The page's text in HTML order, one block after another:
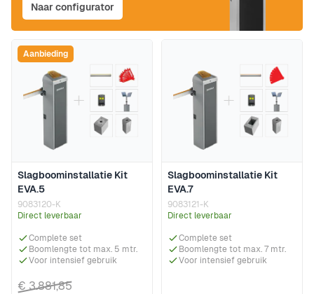
Slagboominstallatie Kit
EVA.5
9083120-K
Direct leverbaar
Complete set
Boomlengte tot max. 5 mtr.
Voor intensief gebruik
€ 3.881,85
Aanbieding
Slagboominstallatie Kit
EVA.7
9083121-K
Direct leverbaar
Complete set
Boomlengte tot max. 7 mtr.
Voor intensief gebruik
Naar configurator